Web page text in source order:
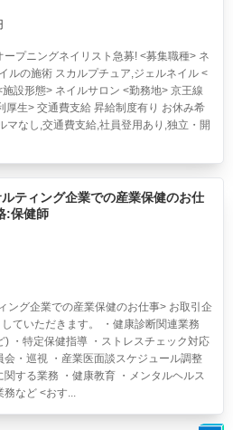
ープニングネイリスト急募! <募集職種> ネ
ルの施術 スカルプチュア,ジェルネイル <
設形態> ネイルサロン <勤務地> 京王線
厚生> 交通費支給 昇給制度有り お休み希
マなし,交通費支給,社員登用あり,独立・開
ティング企業での産業保健のお仕
:保健師
ング企業での産業保健のお仕事> お取引企
ていただきます。 ・健康診断関連業務
・特定保健指導 ・ストレスチェック対応
会・巡視 ・産業医面談スケジュール調整
関する業務 ・健康教育 ・メンタルヘルス
務など <おす...